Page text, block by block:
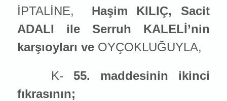
İPTALİNE,
Haşim KILIÇ, Sacit
ADALI ile Serruh KALELİ’nin
karşıoyları ve OYÇOKLUĞUYLA,
K- 55. maddesinin ikinci
fıkrasının;